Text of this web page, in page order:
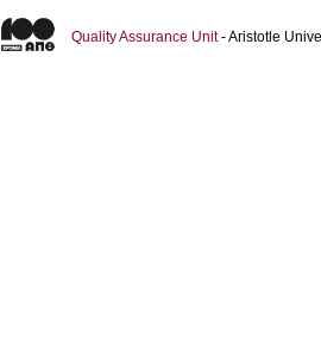
Quality Assurance Unit- Aristotle